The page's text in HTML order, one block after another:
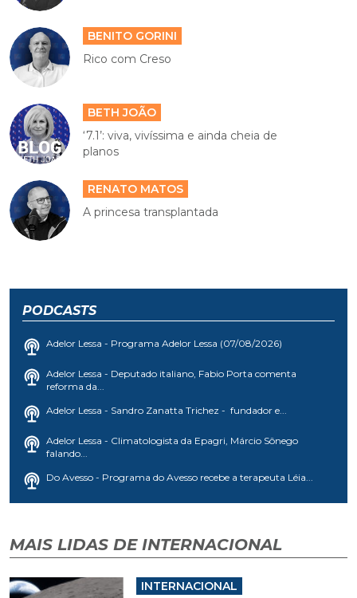
BENITO GORINI
Rico com Creso
BETH JOÃO
‘7.1’: viva, vivíssima e ainda cheia de
planos
RENATO MATOS
A princesa transplantada
PODCASTS
Adelor Lessa - Programa Adelor Lessa (07/08/2026)
Adelor Lessa - Deputado italiano, Fabio Porta comenta
reforma da...
Adelor Lessa - Sandro Zanatta Trichez - fundador e...
Adelor Lessa - Climatologista da Epagri, Márcio Sônego
falando...
Do Avesso - Programa do Avesso recebe a terapeuta Léia...
MAIS LIDAS DE INTERNACIONAL
INTERNACIONAL